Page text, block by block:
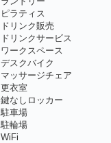
ラティス
リンク販売
リンクサービス
ークスペース
スクバイク
ッサージチェア
衣室
なしロッカー
車場
輪場